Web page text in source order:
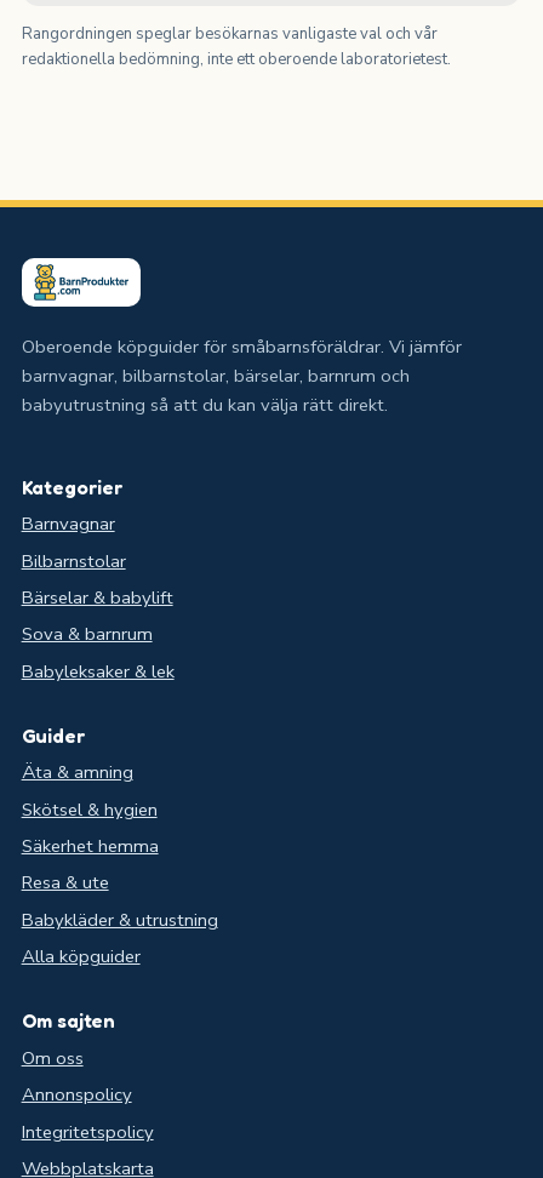
Rangordningen speglar besökarnas vanligaste val och vår
redaktionella bedömning, inte ett oberoende laboratorietest.
Oberoende köpguider för småbarnsföräldrar. Vi jämför
barnvagnar, bilbarnstolar, bärselar, barnrum och
babyutrustning så att du kan välja rätt direkt.
Kategorier
Barnvagnar
Bilbarnstolar
Bärselar & babylift
Sova & barnrum
Babyleksaker & lek
Guider
Äta & amning
Skötsel & hygien
Säkerhet hemma
Resa & ute
Babykläder & utrustning
Alla köpguider
Om sajten
Om oss
Annonspolicy
Integritetspolicy
Webbplatskarta